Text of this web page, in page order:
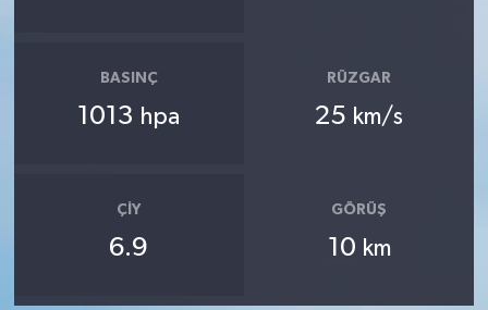
BASINÇ
1013 hpa
RÜZGAR
25 km/s
ÇIY
6.9
GÖRÜŞ
10 km